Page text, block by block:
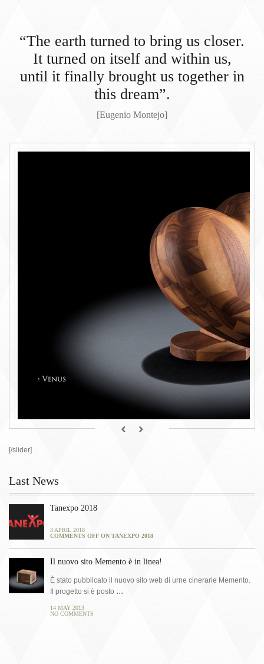
“The earth turned to bring us closer.
It turned on itself and within us,
until it finally brought us together in
this dream”.
[Eugenio Montejo]
󰁕 󰁒
[/slider]
Last News
Tanexpo 2018
3 APRIL 2018
COMMENTS OFF ON TANEXPO 2018
Il nuovo sito Memento è in linea!
È stato pubblicato il nuovo sito web di urne cinerarie Memento.
Il progetto si è posto
14 MAY 2013
NO COMMENTS